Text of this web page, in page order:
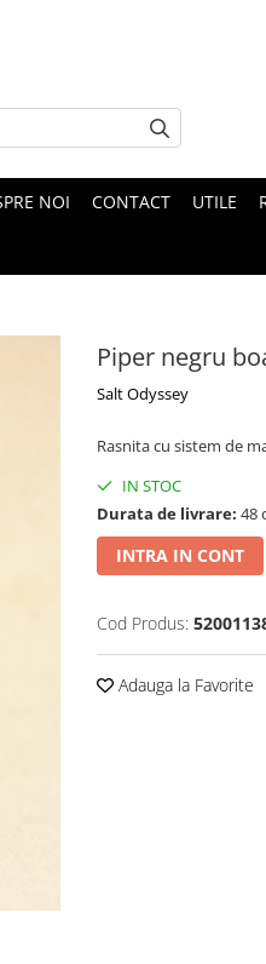
NOI CONTACT UTILE
Piper negru
Salt Odyssey
Rasnita cu sistem de
IN STOC
Durata de livrare: 48
INTRA IN CONT
Cod Produs:
Adauga la Favorite